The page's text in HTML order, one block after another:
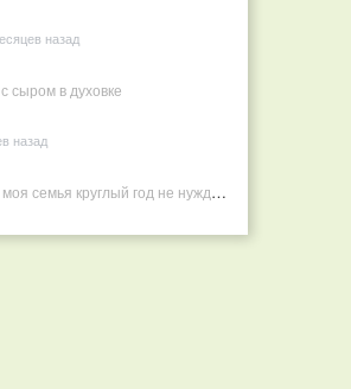
назад
сыром в духовке
назад
Горжусь тем, что моя семья круглый год не нуждается в покупных витаминах